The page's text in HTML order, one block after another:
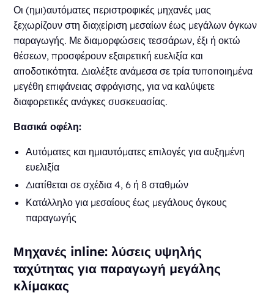
Οι (ημι)αυτόματες περιστροφικές μηχανές μας
ξεχωρίζουν στη διαχείριση μεσαίων έως μεγάλων όγκων
παραγωγής. Με διαμορφώσεις τεσσάρων, έξι ή οκτώ
θέσεων, προσφέρουν εξαιρετική ευελιξία και
αποδοτικότητα. Διαλέξτε ανάμεσα σε τρία τυποποιημένα
μεγέθη επιφάνειας σφράγισης, για να καλύψετε
διαφορετικές ανάγκες συσκευασίας.
Βασικά οφέλη:
Αυτόματες και ημιαυτόματες επιλογές για αυξημένη
ευελιξία
Διατίθεται σε σχέδια 4, 6 ή 8 σταθμών
Κατάλληλο για μεσαίους έως μεγάλους όγκους
παραγωγής
Μηχανές inline: λύσεις υψηλής
ταχύτητας για παραγωγή μεγάλης
κλίμακας